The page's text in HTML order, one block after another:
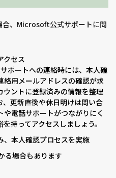
合、Microsoft公式サポートに問
クセス
ポートへの連絡時には、本人確
絡用メールアドレスの確認が求
ウントに登録済みの情報を整理
、更新直後や休日明けは問い合
電話サポートがつながりにく
持ってアクセスしましょう。
、本人確認プロセスを実施
る場合もあります